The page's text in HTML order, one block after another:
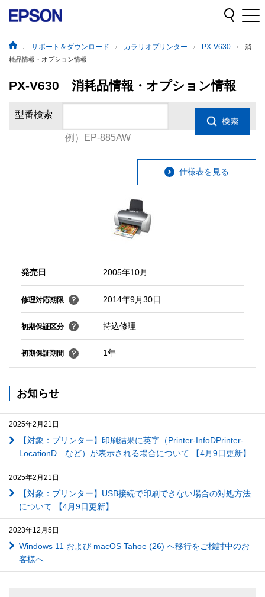
サポート＆ダウンロード カラリオプリンター PX-V630
消
耗品情報・オプション情報
PX-V630 消耗品情報・オプション情報
型番検索
例）EP-885AW
仕様表を見る
発売日 2005年10月
修理対応期限 2014年9月30日
初期保証区分 持込修理
初期保証期間 1年
お知らせ
2025年2月21日
【対象：プリンター】印刷結果に英字（Printer-InfoDPrinter-
LocationD…など）が表示される場合について 【4月9日更新】
2025年2月21日
【対象：プリンター】USB接続で印刷できない場合の対処方法
について 【4月9日更新】
2023年12月5日
Windows 11 および macOS Tahoe (26) へ移行をご検討中のお
客様へ